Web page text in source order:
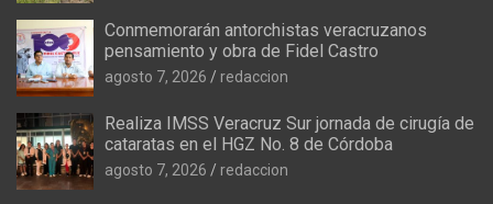
Conmemorarán antorchistas veracruzanos
pensamiento y obra de Fidel Castro
agosto 7, 2026 redaccion
Realiza IMSS Veracruz Sur jornada de cirugía de
cataratas en el HGZ No. 8 de Córdoba
agosto 7, 2026 redaccion